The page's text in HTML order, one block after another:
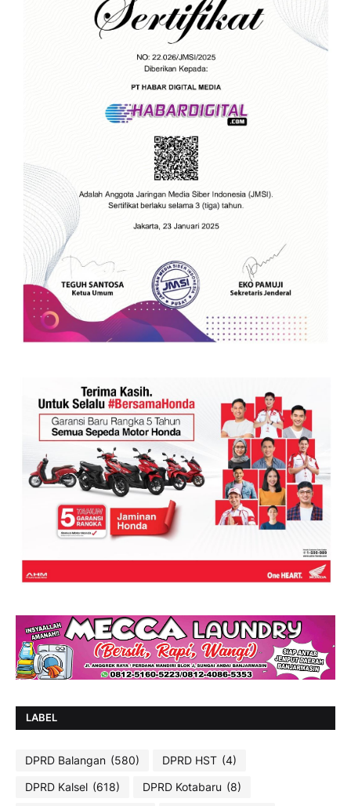
LABEL
DPRD Balangan (580) DPRD HST (4)
DPRD Kalsel (618) DPRD Kotabaru (8)